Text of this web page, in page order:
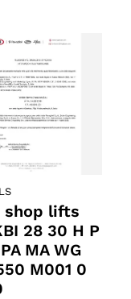
shop lifts
28 30 H P
MA WG
M001 0